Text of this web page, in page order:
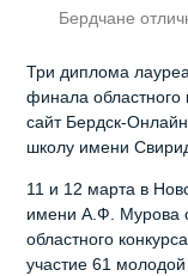
Бердчане
Три диплома
финала
сайт Бердск-
школу имени
11 и 12 марта в
имени А.Ф. Мурова
областного
участие 61